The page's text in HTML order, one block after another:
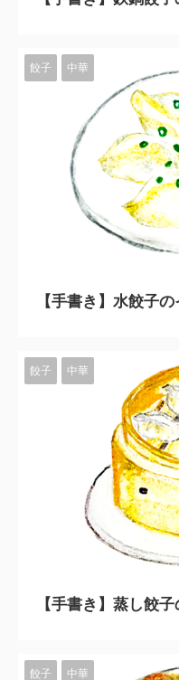
餃子 中華
【手書き】水餃子
餃子 中華
【手書き】蒸し餃
餃子 中華